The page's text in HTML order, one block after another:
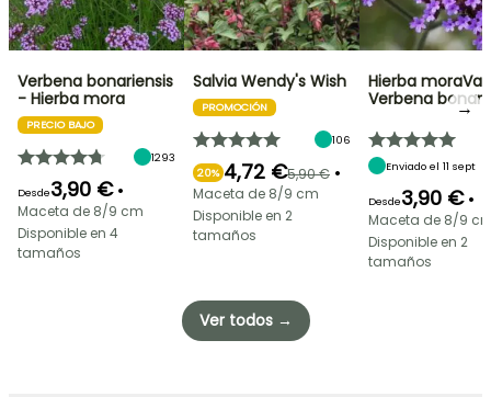
Verbena bonariensis
- Hierba mora
PRECIO BAJO
1293
Desde3,90 € •
Maceta de 8/9 cm
Disponible en 4
tamaños
Salvia Wendy's Wish
PROMOCIÓN
106
20% 4,72 €5,90 € •
Maceta de 8/9 cm
Disponible en 2
tamaños
Hierba
Verbena
Enviado el 11 sept
Desde3,90 € •
Maceta de 8/9
Disponible en 2
tamaños
→
Ver todos →